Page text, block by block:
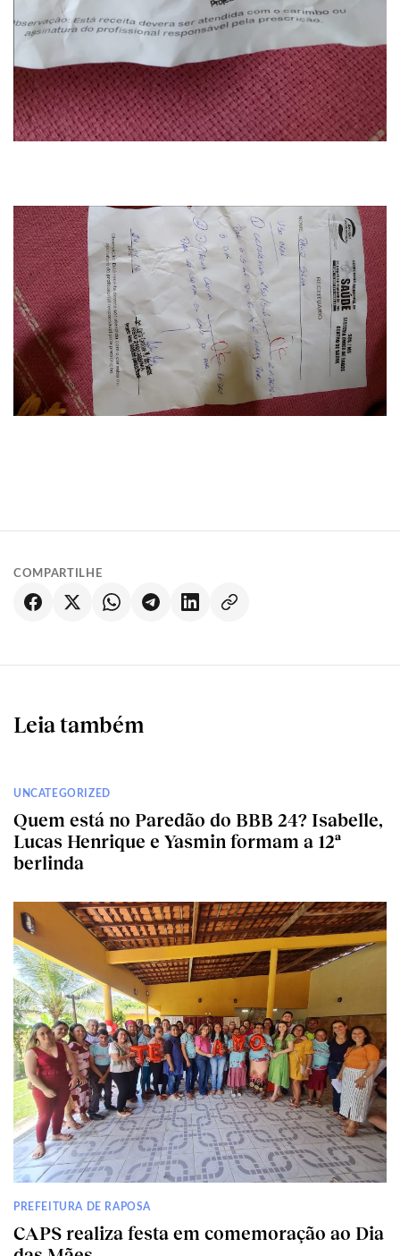
COMPARTILHE
Leia também
UNCATEGORIZED
Quem está no Paredão do BBB 24? Isabelle,
Lucas Henrique e Yasmin formam a 12ª
berlinda
PREFEITURA DE RAPOSA
CAPS realiza festa em comemoração ao Dia